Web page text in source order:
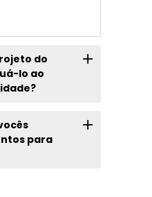
do
lo ao
para